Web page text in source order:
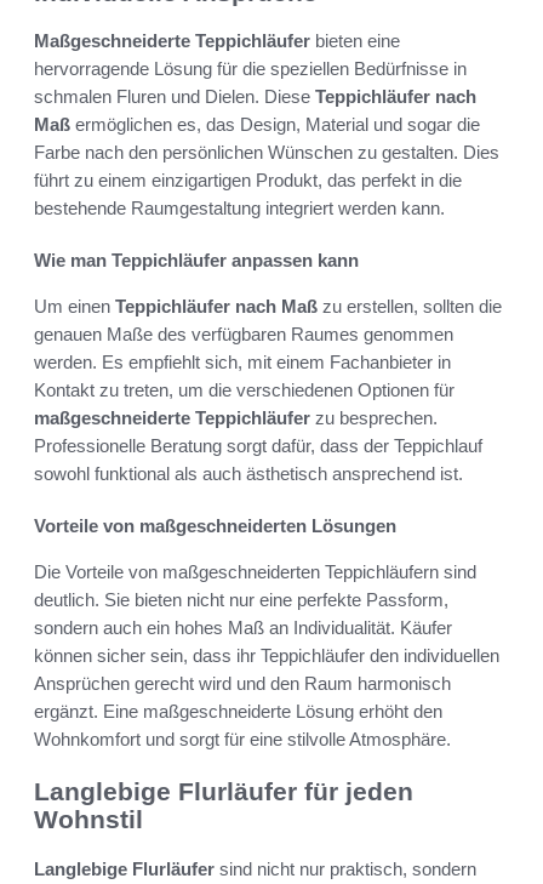
Maßgeschneiderte Teppichläufer bieten eine
hervorragende Lösung für die speziellen Bedürfnisse in
schmalen Fluren und Dielen. Diese Teppichläufer nach
Maß ermöglichen es, das Design, Material und sogar die
Farbe nach den persönlichen Wünschen zu gestalten. Dies
führt zu einem einzigartigen Produkt, das perfekt in die
bestehende Raumgestaltung integriert werden kann.
Wie man Teppichläufer anpassen kann
Um einen Teppichläufer nach Maß zu erstellen, sollten die
genauen Maße des verfügbaren Raumes genommen
werden. Es empfiehlt sich, mit einem Fachanbieter in
Kontakt zu treten, um die verschiedenen Optionen für
maßgeschneiderte Teppichläufer zu besprechen.
Professionelle Beratung sorgt dafür, dass der Teppichlauf
sowohl funktional als auch ästhetisch ansprechend ist.
Vorteile von maßgeschneiderten Lösungen
Die Vorteile von maßgeschneiderten Teppichläufern sind
deutlich. Sie bieten nicht nur eine perfekte Passform,
sondern auch ein hohes Maß an Individualität. Käufer
können sicher sein, dass ihr Teppichläufer den individuellen
Ansprüchen gerecht wird und den Raum harmonisch
ergänzt. Eine maßgeschneiderte Lösung erhöht den
Wohnkomfort und sorgt für eine stilvolle Atmosphäre.
Langlebige Flurläufer für jeden
Wohnstil
Langlebige Flurläufer sind nicht nur praktisch, sondern